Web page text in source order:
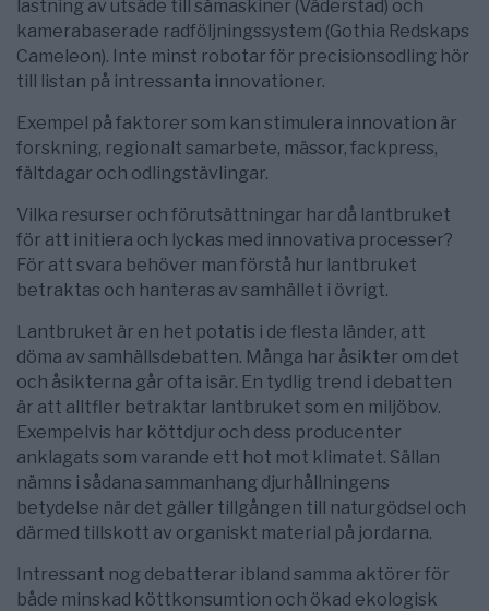
lastning av utsäde till såmaskiner (Väderstad) och
kamerabaserade radföljningssystem (Gothia Redskaps
Cameleon). Inte minst robotar för precisionsodling hör
till listan på intressanta innovationer.
Exempel på faktorer som kan stimulera innovation är
forskning, regionalt samarbete, mässor, fackpress,
fältdagar och odlingstävlingar.
Vilka resurser och förutsättningar har då lantbruket
för att initiera och lyckas med innovativa processer?
För att svara behöver man förstå hur lantbruket
betraktas och hanteras av samhället i övrigt.
Lantbruket är en het potatis i de flesta länder, att
döma av samhällsdebatten. Många har åsikter om det
och åsikterna går ofta isär. En tydlig trend i debatten
är att alltfler betraktar lantbruket som en miljöbov.
Exempelvis har köttdjur och dess producenter
anklagats som varande ett hot mot klimatet. Sällan
nämns i sådana sammanhang djurhållningens
betydelse när det gäller tillgången till naturgödsel och
därmed tillskott av organiskt material på jordarna.
Intressant nog debatterar ibland samma aktörer för
både minskad köttkonsumtion och ökad ekologisk